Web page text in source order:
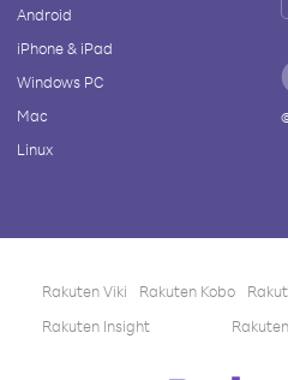
Android
iPhone & iPad
Windows PC
Mac
Linux
Rakuten Viki Rakuten Kobo
Rakuten Insight